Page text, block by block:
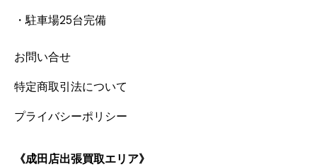
・駐車場25台完備
お問い合せ
特定商取引法について
プライバシーポリシー
《成田店出張買取エリア》